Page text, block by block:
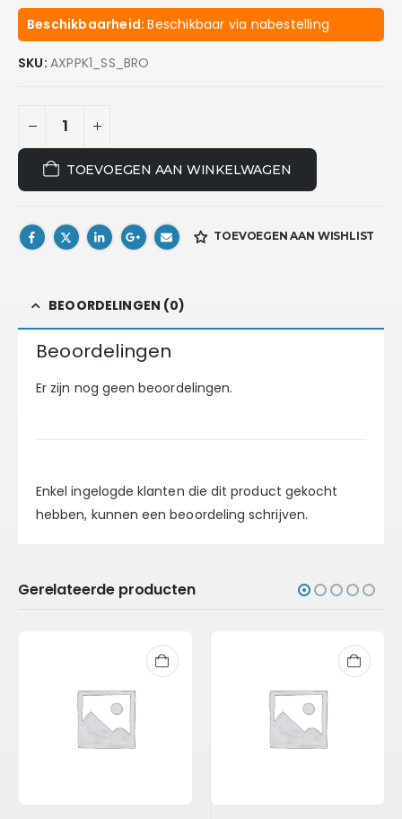
Beschikbaarheid:Beschikbaar via nabestelling
SKU: AXPPK1_SS_BRO
TOEVOEGEN AAN WINKELWAGEN
TOEVOEGEN AAN WISHLIST
BEOORDELINGEN (0)
Beoordelingen
Er zijn nog geen beoordelingen.
Enkel ingelogde klanten die dit product gekocht
hebben, kunnen een beoordeling schrijven.
Gerelateerde producten